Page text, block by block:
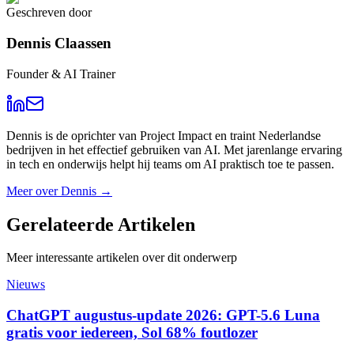
Geschreven door
Dennis Claassen
Founder & AI Trainer
Dennis is de oprichter van Project Impact en traint Nederlandse
bedrijven in het effectief gebruiken van AI. Met jarenlange ervaring
in tech en onderwijs helpt hij teams om AI praktisch toe te passen.
Meer overDennis →
Gerelateerde Artikelen
Meer interessante artikelen over dit onderwerp
Nieuws
ChatGPT augustus-update 2026: GPT-5.6 Luna
gratis voor iedereen, Sol 68% foutlozer